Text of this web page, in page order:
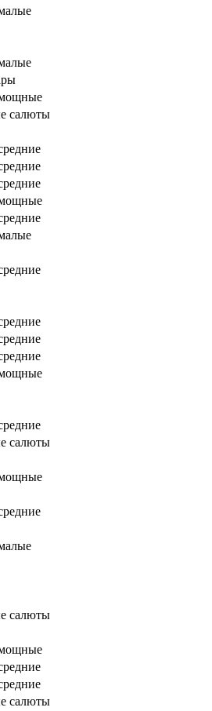
мощные
салюты
мощные
мощные
салюты
мощные
салюты
мощные
салюты